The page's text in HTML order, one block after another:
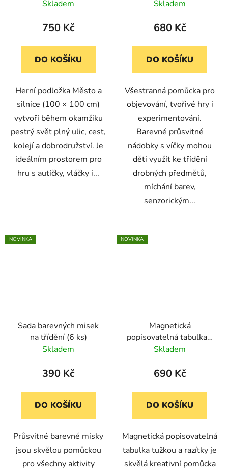
Skladem
750 Kč
DO KOŠÍKU
Herní podložka Město a
silnice (100 × 100 cm)
vytvoří během okamžiku
pestrý svět plný ulic, cest,
kolejí a dobrodružství. Je
ideálním prostorem pro
hru s autíčky, vláčky i...
v 6 barvách (18 ks)
Skladem
680 Kč
DO KOŠÍKU
Všestranná pomůcka pro
objevování, tvořivé hry i
experimentování.
Barevné průsvitné
nádobky s víčky mohou
děti využít ke třídění
drobných předmětů,
míchání barev,
senzorickým...
NOVINKA
Sada barevných misek
na třídění (6 ks)
Skladem
390 Kč
DO KOŠÍKU
Průsvitné barevné misky
jsou skvělou pomůckou
pro všechny aktivity
NOVINKA
Magnetická
popisovatelná tabulka s
tužkou a razítky
Skladem
690 Kč
DO KOŠÍKU
Magnetická popisovatelná
tabulka tužkou a razítky je
skvělá kreativní pomůcka